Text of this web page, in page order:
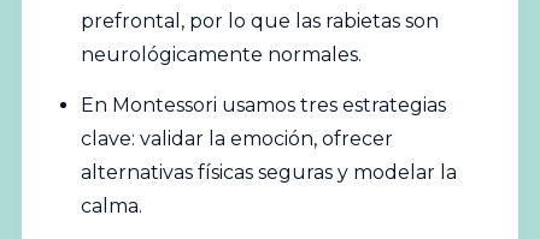
prefrontal, por lo que las rabietas son
neurológicamente normales.
En Montessori usamos tres estrategias
clave: validar la emoción, ofrecer
alternativas físicas seguras y modelar la
calma.